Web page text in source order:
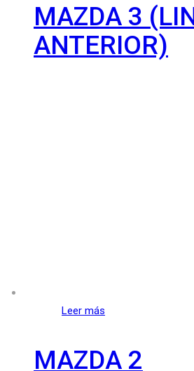
MAZDA 3
ANTERIOR)
Leer más
MAZDA 2